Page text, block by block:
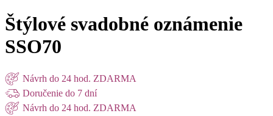
Štýlové svadobné oznámenie
SSO70
Návrh do 24 hod. ZDARMA
Doručenie do 7 dní
Návrh do 24 hod. ZDARMA